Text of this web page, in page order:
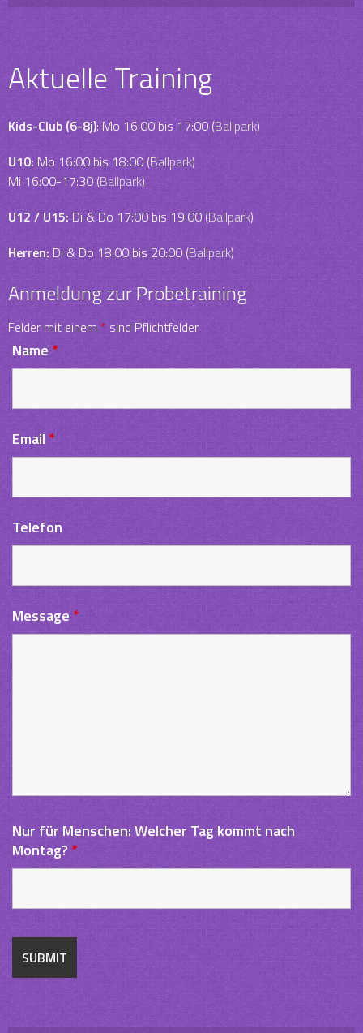
Aktuelle Training
Kids-Club (6-8j): Mo 16:00 bis 17:00 (Ballpark)
U10:Mo 16:00 bis 18:00 (Ballpark)
Mi 16:00-17:30 (Ballpark)
U12 / U15: Di & Do 17:00 bis 19:00 (Ballpark)
Herren: Di & Do 18:00 bis 20:00 (Ballpark)
Anmeldung zur Probetraining
Felder mit einem* sind Pflichtfelder
Name*
Email*
Telefon
Message *
Nur für Menschen: Welcher Tag kommt nach
Montag? *